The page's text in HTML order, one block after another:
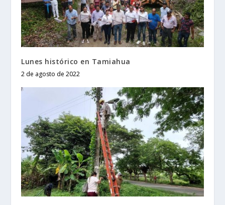
Lunes histórico en Tamiahua
2 de agosto de 2022